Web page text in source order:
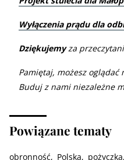
Wyłączenia prądu dla
Dziękujemyza
Pamiętaj, możesz oglądać
Buduj z nami niezależne
Powiązane tematy
obronność Polska pożyczka